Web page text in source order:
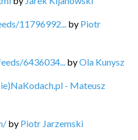
11796992... by Piotr
6436034... byOla Kunysz
- Mateusz
by Piotr Jarzemski